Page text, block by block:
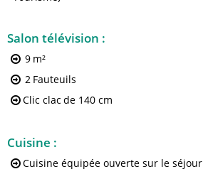
Salon télévision :
9 m²
2 Fauteuils
Clic clac de 140 cm
Cuisine :
Cuisine équipée ouverte sur le séjour